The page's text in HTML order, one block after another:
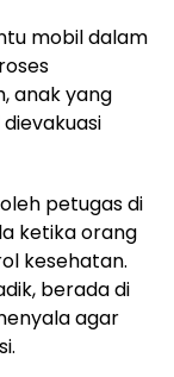
mobil dalam
anak yang
petugas di
ketika orang
kesehatan.
berada di
agar